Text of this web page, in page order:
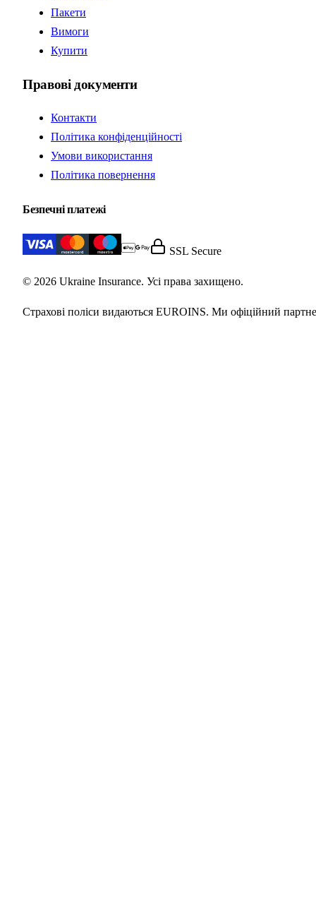
Пакети
Вимоги
Купити
Правові документи
Контакти
Політика конфіденційності
Умови використання
Політика повернення
Безпечні платежі
SSL Secure
© 2026 Ukraine Insurance. Усі права захищено.
Страхові поліси видаються EUROINS. Ми офіційний